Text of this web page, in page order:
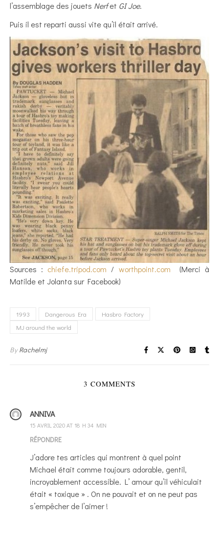
l’assemblage des jouets Nerfet GI Joe.
Puis il est reparti aussi vite qu’il était arrivé.
Sources : chiefe.tripod.com / worthpoint.com (Merci à
Matilde et Jolanta sur Facebook)
1993 Dangerous Era
Hasbro Factory
MJ around the world
ByRachelmj
3 COMMENTS
ANNIVA
15 AVRIL 2020 AT 18 H 34 MIN
RÉPONDRE
J’adore tes articles qui montrent à quel point
Michael était comme toujours adorable, gentil,
incroyablement accessible. L’ amour qu’il véhiculait
était « toxique » . On ne pouvait et on ne peut pas
s’empêcher de l’aimer !